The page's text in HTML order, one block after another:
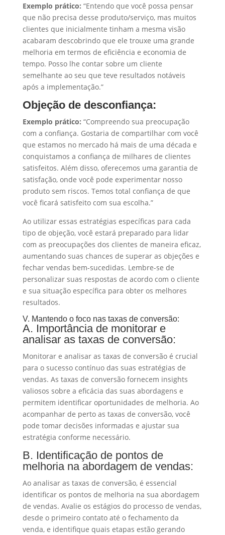
Exemplo prático: “Entendo que você possa pensar
que não precisa desse produto/serviço, mas muitos
clientes que inicialmente tinham a mesma visão
acabaram descobrindo que ele trouxe uma grande
melhoria em termos de eficiência e economia de
tempo. Posso lhe contar sobre um cliente
semelhante ao seu que teve resultados notáveis
após a implementação.”
Objeção de desconfiança:
Exemplo prático: “Compreendo sua preocupação
com a confiança. Gostaria de compartilhar com você
que estamos no mercado há mais de uma década e
conquistamos a confiança de milhares de clientes
satisfeitos. Além disso, oferecemos uma garantia de
satisfação, onde você pode experimentar nosso
produto sem riscos. Temos total confiança de que
você ficará satisfeito com sua escolha.”
Ao utilizar essas estratégias específicas para cada
tipo de objeção, você estará preparado para lidar
com as preocupações dos clientes de maneira eficaz,
aumentando suas chances de superar as objeções e
fechar vendas bem-sucedidas. Lembre-se de
personalizar suas respostas de acordo com o cliente
e sua situação específica para obter os melhores
resultados.
V. Mantendo o foco nas taxas de conversão:
A. Importância de monitorar e
analisar as taxas de conversão:
Monitorar e analisar as taxas de conversão é crucial
para o sucesso contínuo das suas estratégias de
vendas. As taxas de conversão fornecem insights
valiosos sobre a eficácia das suas abordagens e
permitem identificar oportunidades de melhoria. Ao
acompanhar de perto as taxas de conversão, você
pode tomar decisões informadas e ajustar sua
estratégia conforme necessário.
B. Identificação de pontos de
melhoria na abordagem de vendas:
Ao analisar as taxas de conversão, é essencial
identificar os pontos de melhoria na sua abordagem
de vendas. Avalie os estágios do processo de vendas,
desde o primeiro contato até o fechamento da
venda, e identifique quais etapas estão gerando